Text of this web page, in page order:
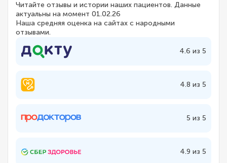
Читайте отзывы и истории наших пациентов. Данные
актуальны на момент 01.02.26
Наша средняя оценка на сайтах с народными
отзывами.
4.6 из 5
4.8 из 5
5 из 5
4.9 из 5